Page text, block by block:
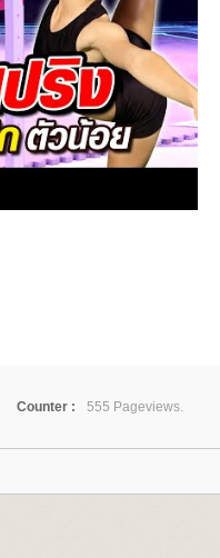
Counter :
555 Pageviews.